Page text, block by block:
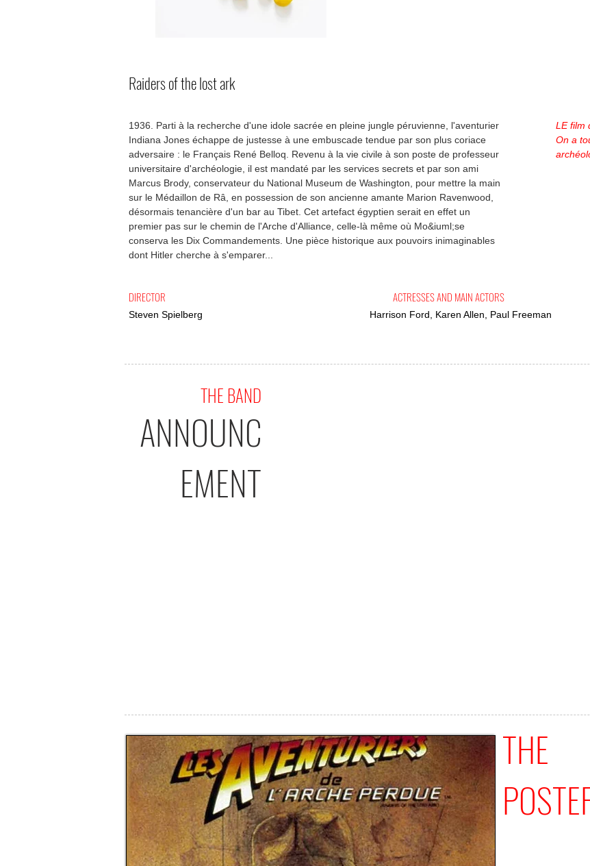
Raiders of the lost ark
1936. Parti à la recherche d'une idole sacrée en pleine jungle péruvienne, l'aventurier
Indiana Jones échappe de justesse à une embuscade tendue par son plus coriace
adversaire : le Français René Belloq. Revenu à la vie civile à son poste de professeur
universitaire d'archéologie, il est mandaté par les services secrets et par son ami
Marcus Brody, conservateur du National Museum de Washington, pour mettre la main
sur le Médaillon de Râ, en possession de son ancienne amante Marion Ravenwood,
désormais tenancière d'un bar au Tibet. Cet artefact égyptien serait en effet un
premier pas sur le chemin de l'Arche d'Alliance, celle-là même où Mo&iuml;se
conserva les Dix Commandements. Une pièce historique aux pouvoirs inimaginables
dont Hitler cherche à s'emparer...
LE film
On a
DIRECTOR
Steven Spielberg
ACTRESSES AND MAIN ACTORS
Harrison Ford, Karen Allen, Paul Freeman
ANNOUNC
EMENT
THE BAND
THE